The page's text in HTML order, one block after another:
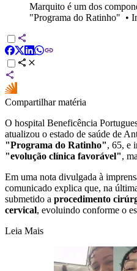
Marquito é um dos
"Programa do Ratinho" •
Compartilhar matéria
O hospital Beneficência
atualizou o estado de saúde de
"Programa do Ratinho", 65, e
"evolução clínica favorável",
Em uma nota divulgada à
comunicado explica que, na
submetido a procedimento
cervical, evoluindo conforme o
Leia Mais